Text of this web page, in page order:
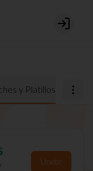
Login
y Platillos
Únete